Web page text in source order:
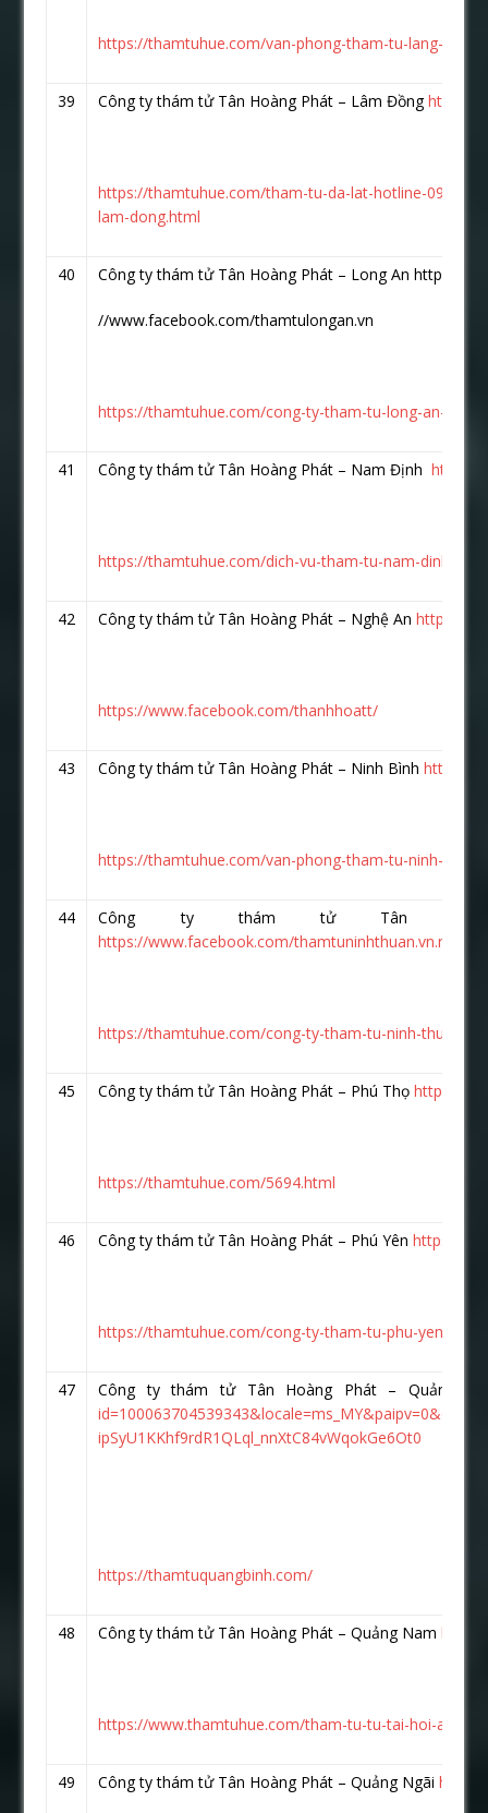
https://thamtuhue.com/van-phong-tham-tu-lang-
39 Công ty thám tử Tân Hoàng Phát – Lâm Đồnghttps://
https://thamtuhue.com/tham-tu-da-lat-hotline-093-
lam-dong.html
40 Công ty thám tử Tân Hoàng Phát – Long An https:
//www.facebook.com/thamtulongan.vn
https://thamtuhue.com/cong-ty-tham-tu-long-an-uy-
41 Công ty thám tử Tân Hoàng Phát – Nam Địnhhttps://
https://thamtuhue.com/dich-vu-tham-tu-nam-dinh.html
42 Công ty thám tử Tân Hoàng Phát – Nghệ Anhttps://
https://www.facebook.com/thanhhoatt/
43 Công ty thám tử Tân Hoàng Phát – Ninh Bìnhhttps://
https://thamtuhue.com/van-phong-tham-tu-ninh-
44
Công ty thám tử Tân
https://www.facebook.com/thamtuninhthuan.vn.net/
https://thamtuhue.com/cong-ty-tham-tu-ninh-thuan-
45 Công ty thám tử Tân Hoàng Phát – Phú Thọhttps://
https://thamtuhue.com/5694.html
46 Công ty thám tử Tân Hoàng Phát – Phú Yênhttps://
https://thamtuhue.com/cong-ty-tham-tu-phu-yen-uy-
47
Công ty thám tử Tân Hoàng Phát – Quảng
ipSyU1KKhf9rdR1QLql_nnXtC84vWqokGe6Ot0
https://thamtuquangbinh.com/
48 Công ty thám tử Tân Hoàng Phát – Quảng Nam
https://www.thamtuhue.com/tham-tu-tu-tai-hoi-an-
49 Công ty thám tử Tân Hoàng Phát – Quảng Ngãi